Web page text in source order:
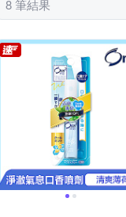
8 筆結果